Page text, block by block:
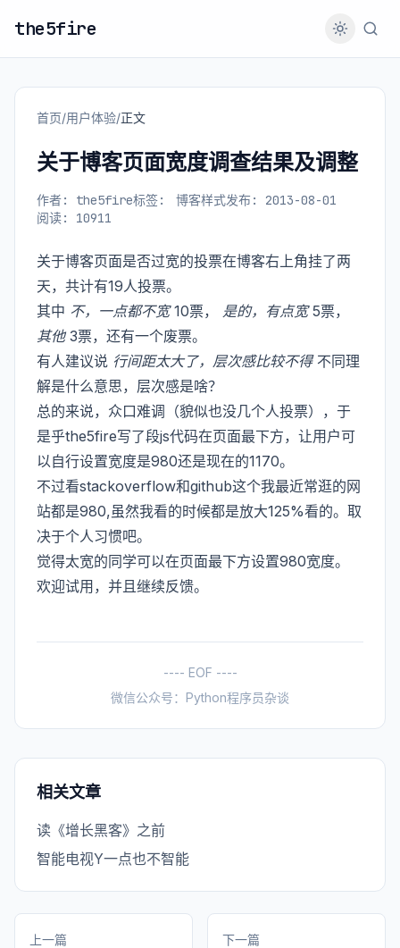
the5fire
首页/用户体验/正文
关于博客页面宽度调查结果及调整
作者: the5fire标签: 博客样式发布: 2013-08-01
阅读: 10911
关于博客页面是否过宽的投票在博客右上角挂了两
天，共计有19人投票。
其中 不，一点都不宽10票， 是的，有点宽5票，
其他3票，还有一个废票。
有人建议说 行间距太大了，层次感比较不得不同理
解是什么意思，层次感是啥？
总的来说，众口难调（貌似也没几个人投票），于
是乎the5fire写了段js代码在页面最下方，让用户可
以自行设置宽度是980还是现在的1170。
不过看stackoverflow和github这个我最近常逛的网
站都是980,虽然我看的时候都是放大125%看的。取
决于个人习惯吧。
觉得太宽的同学可以在页面最下方设置980宽度。
欢迎试用，并且继续反馈。
---- EOF ----
微信公众号：Python程序员杂谈
相关文章
读《增长黑客》之前
智能电视Y一点也不智能
上一篇 下一篇